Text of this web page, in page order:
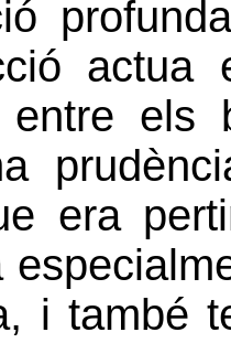
actua
entre els
era
i també